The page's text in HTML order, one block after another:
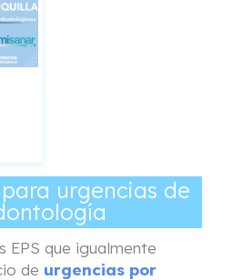
para urgencias de
EPS que igualmente
de urgencias por